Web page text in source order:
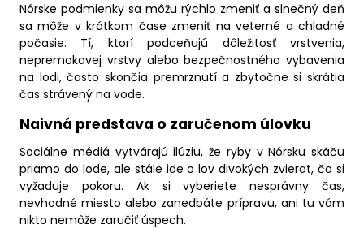
Nórske podmienky sa môžu rýchlo zmeniť a slnečný deň
sa môže v krátkom čase zmeniť na veterné a chladné
počasie. Tí, ktorí podceňujú dôležitosť vrstvenia,
nepremokavej vrstvy alebo bezpečnostného vybavenia
na lodi, často skončia premrznutí a zbytočne si skrátia
čas strávený na vode.
Naivná predstava o zaručenom úlovku
Sociálne médiá vytvárajú ilúziu, že ryby v Nórsku skáču
priamo do lode, ale stále ide o lov divokých zvierat, čo si
vyžaduje pokoru. Ak si vyberiete nesprávny čas,
nevhodné miesto alebo zanedbáte prípravu, ani tu vám
nikto nemôže zaručiť úspech.